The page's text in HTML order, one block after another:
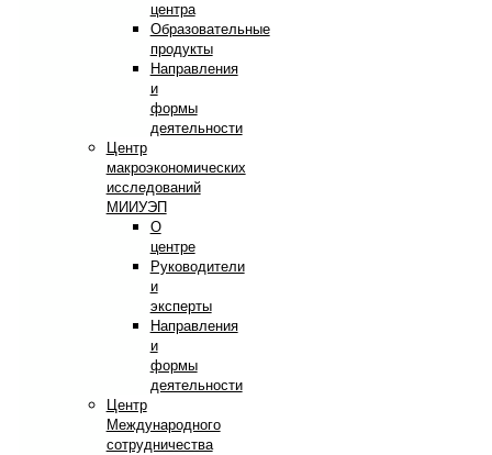
центра
Образовательные
продукты
Направления
и
формы
деятельности
Центр
макроэкономических
исследований
МИИУЭП
О
центре
Руководители
и
эксперты
Направления
и
формы
деятельности
Центр
Международного
сотрудничества